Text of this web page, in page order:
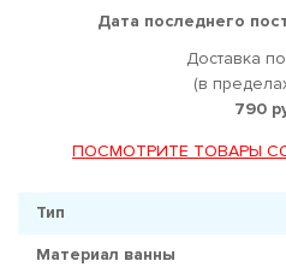
Дата последнего
Доставка
(в
790
ПОСМОТРИТЕ ТОВАРЫ
Тип
Материал ванны